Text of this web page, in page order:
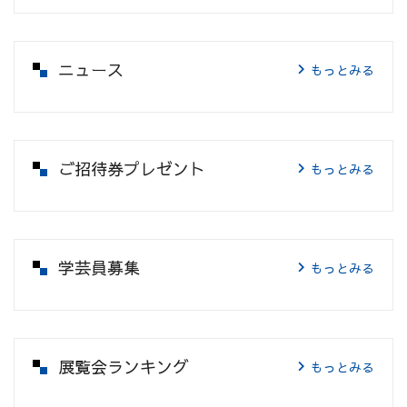
ニュース もっとみる
ご招待券プレゼント もっとみる
学芸員募集 もっとみる
展覧会ランキング もっとみる